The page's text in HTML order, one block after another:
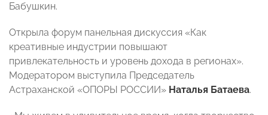
Бабушкин.
Открыла форум панельная дискуссия «Как
креативные индустрии повышают
привлекательность и уровень дохода в регионах».
Модератором выступила Председатель
Астраханской «ОПОРЫ РОССИИ» Наталья Батаева.